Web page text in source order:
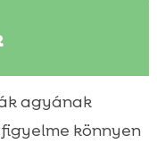
fejlesztése?
agyának
könnyen